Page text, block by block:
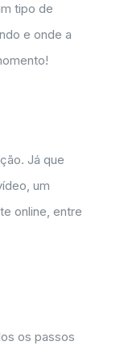
tipo de
e onde a
Já que
um
online, entre
os passos